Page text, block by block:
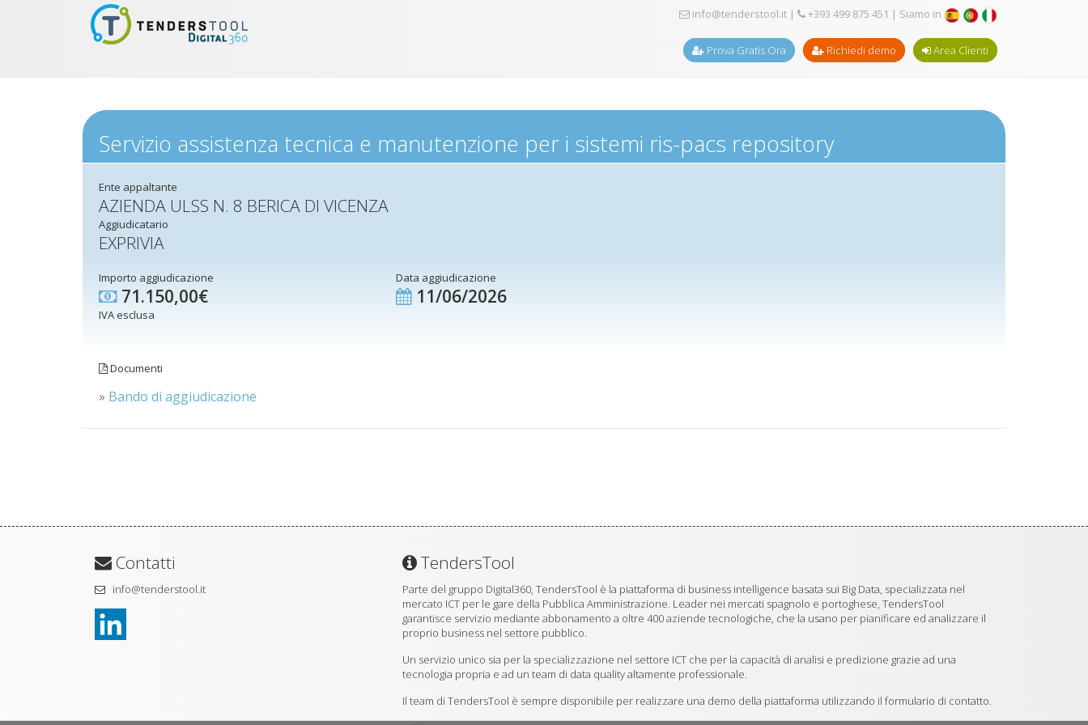
info@tenderstool.it | +393 499 875 451 | Siamo in
Prova Gratis Ora Richiedi demo Area Clienti
Servizio assistenza tecnica e manutenzione per i sistemi ris-pacs repository
Ente appaltante
AZIENDA ULSS N. 8 BERICA DI VICENZA
Aggiudicatario
EXPRIVIA
Importo aggiudicazione
71.150,00€
IVA esclusa
Data aggiudicazione
11/06/2026
Documenti
» Bando di aggiudicazione
Contatti
info@tenderstool.it
TendersTool
Parte del gruppo Digital360, TendersTool è la piattaforma di business intelligence basata sui Big Data, specializzata nel
mercato ICT per le gare della Pubblica Amministrazione. Leader nei mercati spagnolo e portoghese, TendersTool
garantisce servizio mediante abbonamento a oltre 400 aziende tecnologiche, che la usano per pianificare ed analizzare il
proprio business nel settore pubblico.
Un servizio unico sia per la specializzazione nel settore ICT che per la capacità di analisi e predizione grazie ad una
tecnologia propria e ad un team di data quality altamente professionale.
Il team di TendersTool è sempre disponibile per realizzare una demo della piattaforma utilizzando il formulario di contatto.